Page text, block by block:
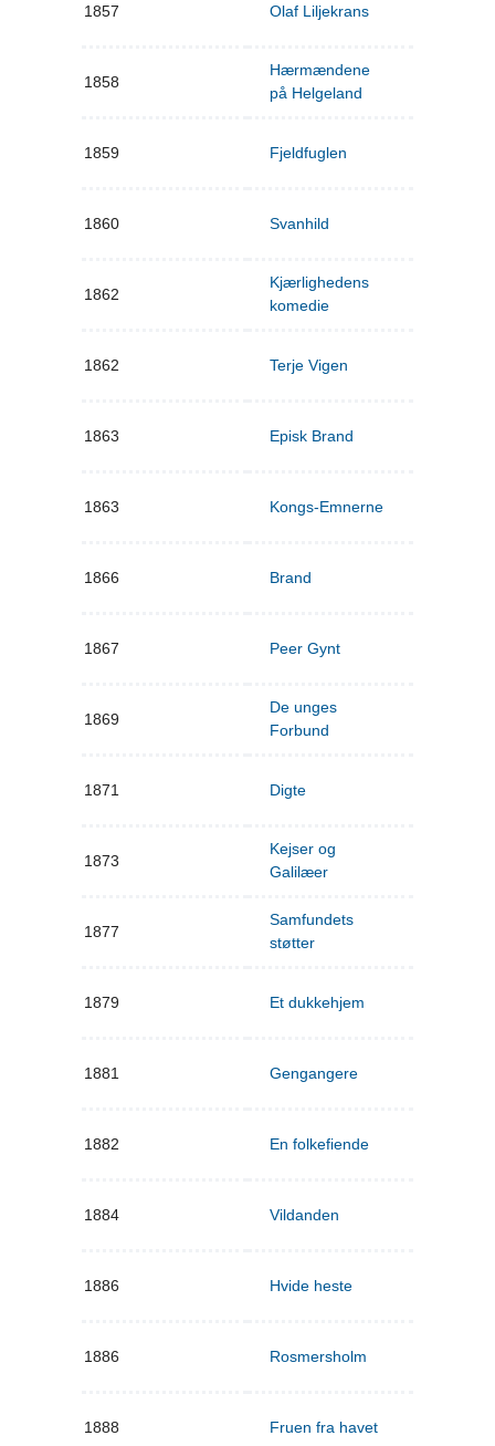
1857 Olaf Liljekrans
1858
Hærmændene
på Helgeland
1859 Fjeldfuglen
1860 Svanhild
1862
Kjærlighedens
komedie
1862 Terje Vigen
1863 Episk Brand
1863 Kongs-Emnerne
1866 Brand
1867 Peer Gynt
1869
De unges
Forbund
1871 Digte
1873
Kejser og
Galilæer
1877
Samfundets
støtter
1879 Et dukkehjem
1881 Gengangere
1882 En folkefiende
1884 Vildanden
1886 Hvide heste
1886 Rosmersholm
1888 Fruen fra havet